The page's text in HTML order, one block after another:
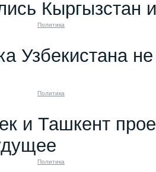
Кыргызстан
Политика
Узбекистана
Политика
и Ташкент
Политика